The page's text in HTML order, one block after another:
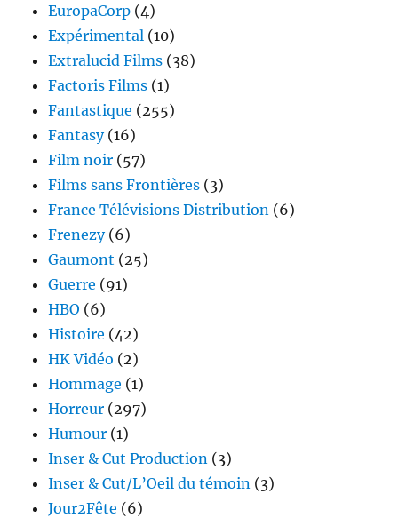
EuropaCorp (4)
Expérimental (10)
Extralucid Films (38)
Factoris Films (1)
Fantastique (255)
Fantasy(16)
Film noir (57)
Films sans Frontières (3)
France Télévisions Distribution (6)
Frenezy(6)
Gaumont (25)
Guerre (91)
HBO (6)
Histoire (42)
HK Vidéo (2)
Hommage (1)
Horreur (297)
Humour (1)
Inser & Cut Production (3)
Inser & Cut/L’Oeil du témoin (3)
Jour2Fête (6)